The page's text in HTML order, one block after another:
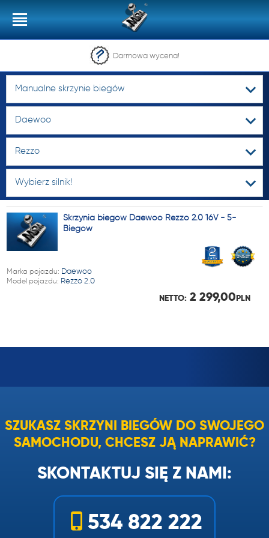
Darmowa wycena!
Manualne skrzynie biegów
Daewoo
Rezzo
Wybierz silnik!
Skrzynia biegów Daewoo Rezzo 2.0 16V - 5-
Biegów
Marka pojazdu: Daewoo
Model pojazdu: Rezzo 2.0
NETTO: 2 299,00PLN
SZUKASZ SKRZYNI BIEGÓW DO SWOJEGO
SAMOCHODU, CHCESZ JĄ NAPRAWIĆ?
SKONTAKTUJ SIĘ Z NAMI:
534 822 222